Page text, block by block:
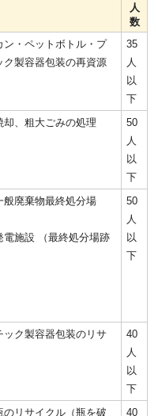
人
数
ン・ペットボトル・プ
ク製容器包装の再資源
35
人
以
下
却、粗大ごみの処理
50
人
以
下
般廃棄物最終処分場
電施設 （最終処分場跡
50
人
以
下
ック製容器包装のリサ
40
人
以
下
のリサイクル（瓶を破 40